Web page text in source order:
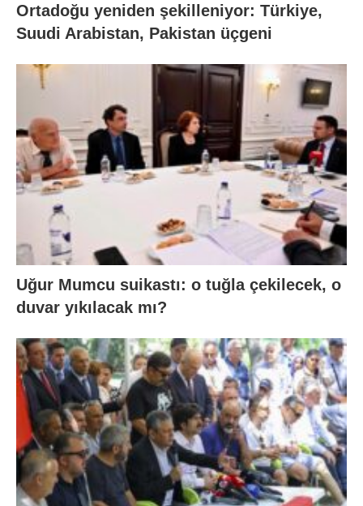
Ortadoğu yeniden şekilleniyor: Türkiye,
Suudi Arabistan, Pakistan üçgeni
Uğur Mumcu suikastı: o tuğla çekilecek, o
duvar yıkılacak mı?